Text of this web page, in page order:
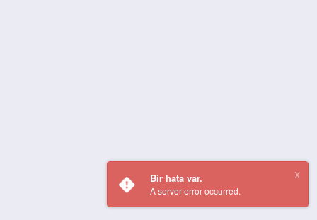
Bir hata var.
A server error occurred.